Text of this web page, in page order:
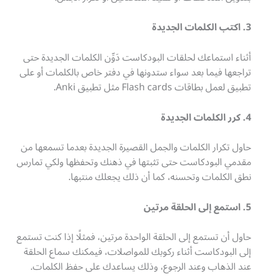
3. اكتب الكلمات الجديدة
أثناء استماعك لحلقات البودكاست دَوِّن الكلمات الجديدة حتى
تراجعها فيما بعد سواء ستدونها في دفتر خاص بالكلمات أو على
تطبيق لعمل بطاقات Flash cards مثل تطبيق Anki.
4. كرر الكلمات الجديدة
حاول تكرار الكلمات والجمل القصيرة الجديدة بعدما تسمعها من
مقدمي البودكاست حتى تثبتها في ذهنك وتحفظها ولكي تمارس
نطق الكلمات وتحسنه، كما أن ذلك يجعلك منتبها.
5. استمع إلى الحلقة مرتين
حاول أن تستمع إلى الحلقة الواحدة مرتين، فمثلًا إذا كنت تستمع
إلى البودكاست أثناء ركوبك للمواصلات، فيمكنك سماع الحلقة
عند الذهاب وعند الرجوع، وذلك يساعدك على حفظ الكلمات.